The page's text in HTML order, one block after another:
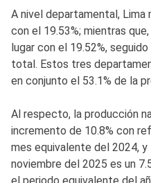
A nivel departamental, Lima
con el 19.53%; mientras
lugar con el 19.52%,
total. Estos tres
en conjunto el 53.1% de la
Al respecto, la producción
incremento de 10.8% con
mes equivalente del 2024,
noviembre del 2025 es un
el periodo equivalente del